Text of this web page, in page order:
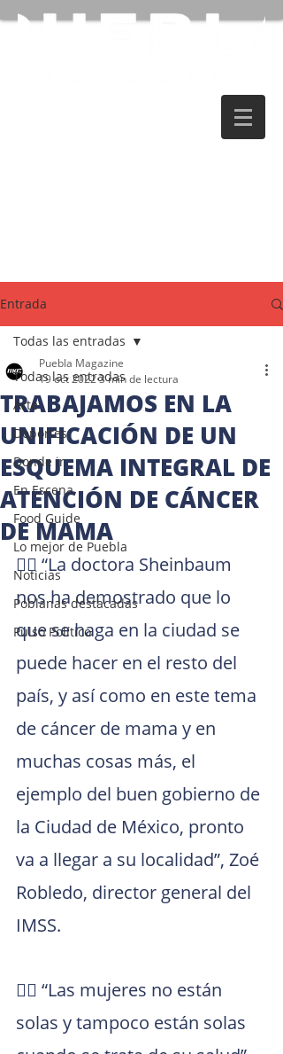
Entrada
Todas las entradas
Arte
Deportes
Donde ir
En Escena
Food Guide
Lo mejor de Puebla
Noticias
Poblanas destacadas
Pulso Político
Todas las entradas
TRABAJAMOS EN LA
UNIFICACIÓN DE UN
ESQUEMA INTEGRAL DE
ATENCIÓN DE CÁNCER
DE MAMA
Puebla Magazine
19 oct 20223 min de lectura
👉🏻 “La doctora Sheinbaum
nos ha demostrado que lo
que se haga en la ciudad se
puede hacer en el resto del
país, y así como en este tema
de cáncer de mama y en
muchas cosas más, el
ejemplo del buen gobierno de
la Ciudad de México, pronto
va a llegar a su localidad”, Zoé
Robledo, director general del
IMSS.
👉🏻 “Las mujeres no están
solas y tampoco están solas